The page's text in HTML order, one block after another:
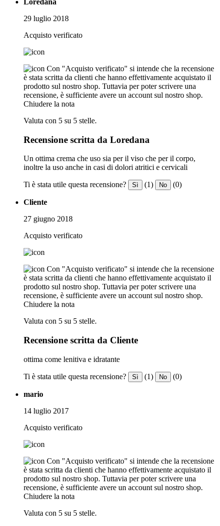
29 luglio 2018
Acquisto verificato
Con "Acquisto verificato" si intende che la recensione
è stata scritta da clienti che hanno effettivamente acquistato il
prodotto sul nostro shop. Tuttavia per poter scrivere una
recensione, è sufficiente avere un account sul nostro shop.
Chiudere la nota
Valuta con 5 su 5 stelle.
Recensione scritta da Loredana
Un ottima crema che uso sia per il viso che per il corpo,
inoltre la uso anche in casi di dolori atritici e cervicali
Ti è stata utile questa recensione? Sì (1) No (0)
Cliente
27 giugno 2018
Acquisto verificato
Con "Acquisto verificato" si intende che la recensione
è stata scritta da clienti che hanno effettivamente acquistato il
prodotto sul nostro shop. Tuttavia per poter scrivere una
recensione, è sufficiente avere un account sul nostro shop.
Chiudere la nota
Valuta con 5 su 5 stelle.
Recensione scritta da Cliente
ottima come lenitiva e idratante
Ti è stata utile questa recensione? Sì (1) No (0)
mario
14 luglio 2017
Acquisto verificato
Con "Acquisto verificato" si intende che la recensione
è stata scritta da clienti che hanno effettivamente acquistato il
prodotto sul nostro shop. Tuttavia per poter scrivere una
recensione, è sufficiente avere un account sul nostro shop.
Chiudere la nota
Valuta con 5 su 5 stelle.